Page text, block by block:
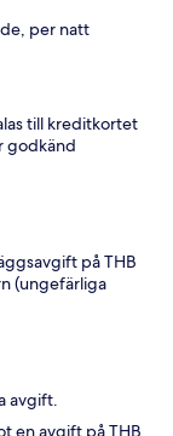
per natt
till kreditkortet
godkänd
på THB
(ungefärliga
avgift.
en avgift på THB